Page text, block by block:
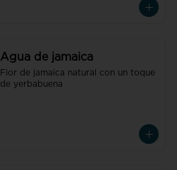
Agua de jamaica
Flor de jamaica natural con un toque
de yerbabuena